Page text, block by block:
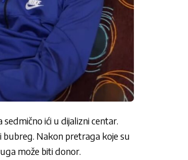
ići u dijalizni centar.
Nakon pretraga koje su
može biti donor.